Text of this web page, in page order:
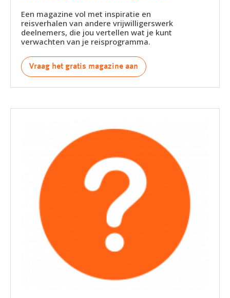
Een magazine vol met inspiratie en
reisverhalen van andere vrijwilligerswerk
deelnemers, die jou vertellen wat je kunt
verwachten van je reisprogramma.
Vraag het gratis magazine aan